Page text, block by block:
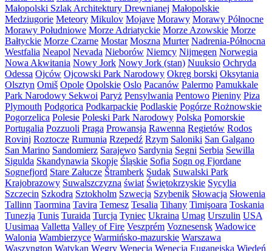
Małopolski Szlak Architektury Drewnianej Małopolskie
Medziugorie Meteory Mikulov Mojave Morawy Morawy Północne
Morawy Południowe Morze Adriatyckie Morze Azowskie Morze
Bałtyckie Morze Czarne Mostar Moszna Murter Nadrenia-Północna
Westfalia Neapol Nevada Nieborów Niemcy Nijmegen Norwegia
Nowa Akwitania Nowy Jork Nowy Jork (stan) Nuuksio Ochryda
Odessa Ojców Ojcowski Park Narodowy Okręg borski Oksytania
Olsztyn Omiš Opole Opolskie Oslo Pacanów Palermo Pamukkale
Park Narodowy Sekwoi Paryż Pensylwania Pentowo Pieniny Piza
Plymouth Podgorica Podkarpackie Podlaskie Pogórze Rożnowskie
Pogorzelica Polesie Poleski Park Narodowy Polska Pomorskie
Portugalia Pozzuoli Praga Prowansja Rawenna Regietów Rodos
Rovinj Roztocze Rumunia Rzepedź Rzym Saloniki San Galgano
San Marino Sandomierz Sarajewo Sardynia Segni Serbia Sewilla
Sigulda Skandynawia Skopje Śląskie Sofia Sogn og Fjordane
Sognefjord Stare Załucze Štramberk Sudak Suwalski Park
Krajobrazowy Suwalszczyzna świat Świętokrzyskie Sycylia
Szczecin Szkodra Sztokholm Szwecja Szybenik Słowacja Słowenia
Tallinn Taormina Tavira Temesz Tesalia Tihany Timişoara Toskania
Tunezja Tunis Turaida Turcja Tyniec Ukraina Umag Urszulin USA
Uusimaa Valletta Valley of Fire Veszprém Voznesensk Wadowice
Walonia Wambierzyce Warmińsko-mazurskie Warszawa
Waszyngton Watykan Węgry Wenecja Wenecja Euganejska Wiedeń